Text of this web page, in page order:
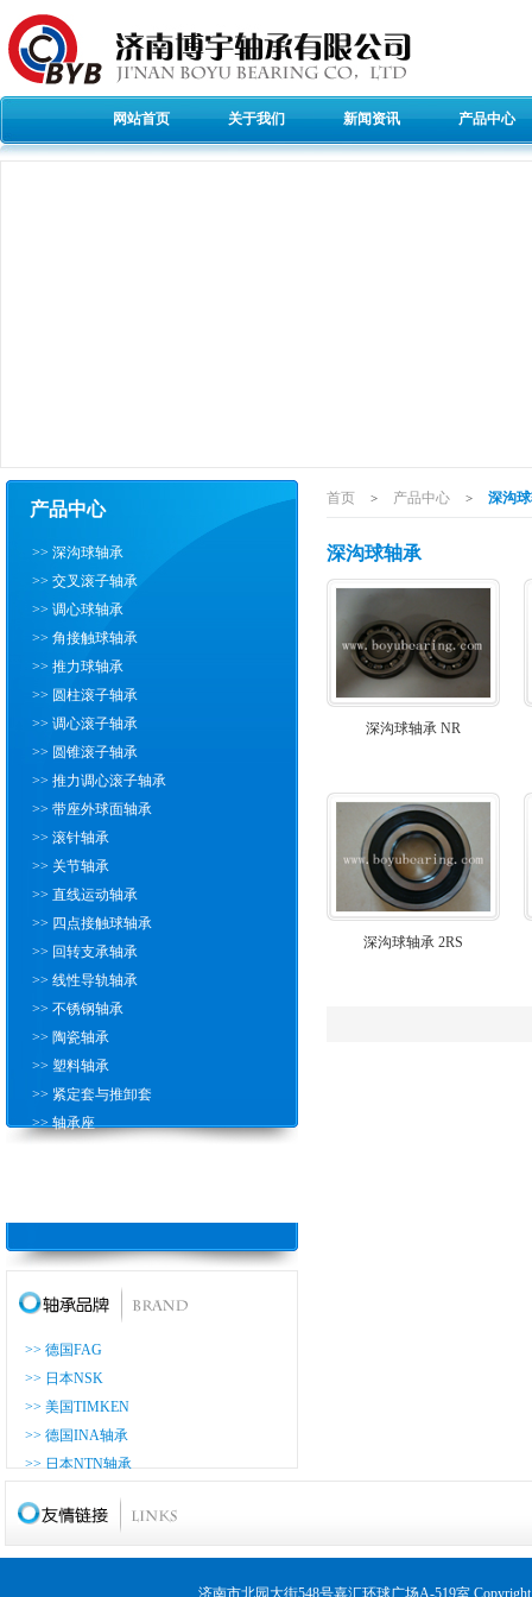
网站首页 关于我们 新闻资讯 产品中心
产品中心
>> 深沟球轴承
>> 交叉滚子轴承
>> 调心球轴承
>> 角接触球轴承
>> 推力球轴承
>> 圆柱滚子轴承
>> 调心滚子轴承
>> 圆锥滚子轴承
>> 推力调心滚子轴承
>> 带座外球面轴承
>> 滚针轴承
>> 关节轴承
>> 直线运动轴承
>> 四点接触球轴承
>> 回转支承轴承
>> 线性导轨轴承
>> 不锈钢轴承
>> 陶瓷轴承
>> 塑料轴承
>> 紧定套与推卸套
>> 轴承座
>> 德国FAG
>> 日本NSK
>> 美国TIMKEN
>> 德国INA轴承
>> 日本NTN轴承
>> 日本NACHI轴承
首页 > 产品中心 > 深沟
深沟球轴承
深沟球轴承 NR
深沟球轴承 2RS
济南市北园大街548号嘉汇环球广场A-519室